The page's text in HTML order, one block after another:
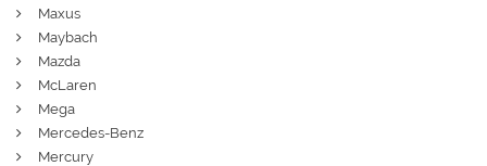
Maxus
Maybach
Mazda
McLaren
Mega
Mercedes-Benz
Mercury